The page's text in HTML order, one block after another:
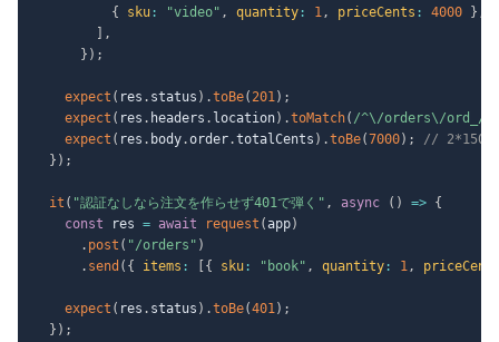
{
sku : "video" , quantity : 1, priceCents : 4000 } ,
,
} ) ;
expect ( res . status ) .toBe( 201) ;
expect ( res . headers . location) .toMatch( /^\/orders\/ord_ /
expect ( res . body.order.totalCents ) .toBe(7000) ;
// 2*1500
} ) ;
it ( "認証なしなら注文を作らせず401で弾く" , async ( ) => {
const res = await request (app)
. post ( "/orders" )
. send ( { items : { sku : "book" , quantity : 1,
expect ( res . status ) .toBe(401) ;
} ) ;